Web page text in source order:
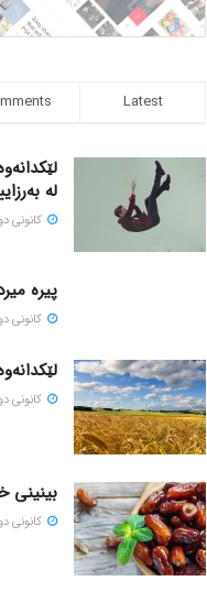
Latest
لە
كانونی دووه‌م
پیره
كانونی دووه‌م
كانونی دووه‌م
بینینی
كانونی دووه‌م